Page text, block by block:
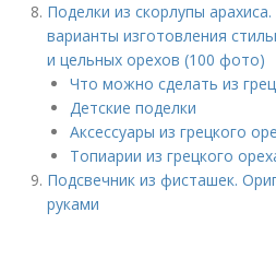
Поделки из скорлупы
варианты изготовления
и цельных орехов (100 фото)
Что можно сделать из
Детские поделки
Аксессуары из грецкого
Топиарии из грецкого
Подсвечник из фисташек.
руками